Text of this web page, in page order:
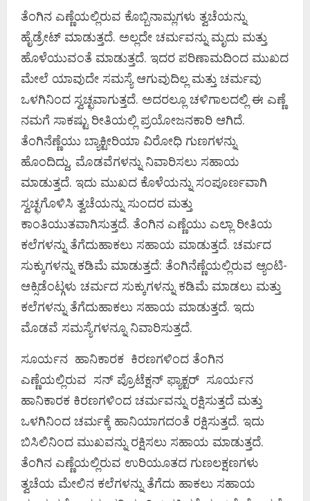
ತೆಂಗಿನ ಎಣ್ಣೆಯಲ್ಲಿರುವ ಕೊಬ್ಬಿನಾಮ್ಲಗಳು ತ್ವಚೆಯನ್ನು
ಹೈಡ್ರೇಟ್ ಮಾಡುತ್ತದೆ. ಅಲ್ಲದೇ ಚರ್ಮವನ್ನು ಮೃದು ಮತ್ತು
ಹೊಳೆಯುವಂತೆ ಮಾಡುತ್ತದೆ. ಇದರ ಪರಿಣಾಮದಿಂದ ಮುಖದ
ಮೇಲೆ ಯಾವುದೇ ಸಮಸ್ಯೆ ಆಗುವುದಿಲ್ಲ ಮತ್ತು ಚರ್ಮವು
ಒಳಗಿನಿಂದ ಸ್ವಚ್ಛವಾಗುತ್ತದೆ. ಅದರಲ್ಲೂ ಚಳಿಗಾಲದಲ್ಲಿ ಈ ಎಣ್ಣೆ
ನಮಗೆ ಸಾಕಷ್ಟು ರೀತಿಯಲ್ಲಿ ಪ್ರಯೋಜನಕಾರಿ ಆಗಿದೆ.
ತೆಂಗಿನೆಣ್ಣೆಯು ಬ್ಯಾಕ್ಟೀರಿಯಾ ವಿರೋಧಿ ಗುಣಗಳನ್ನು
ಹೊಂದಿದ್ದು, ಮೊಡವೆಗಳನ್ನು ನಿವಾರಿಸಲು ಸಹಾಯ
ಮಾಡುತ್ತದೆ. ಇದು ಮುಖದ ಕೊಳೆಯನ್ನು ಸಂಪೂರ್ಣವಾಗಿ
ಸ್ವಚ್ಛಗೊಳಿಸಿ ತ್ವಚೆಯನ್ನು ಸುಂದರ ಮತ್ತು
ಕಾಂತಿಯುತವಾಗಿಸುತ್ತದೆ. ತೆಂಗಿನ ಎಣ್ಣೆಯು ಎಲ್ಲಾ ರೀತಿಯ
ಕಲೆಗಳನ್ನು ತೆಗೆದುಹಾಕಲು ಸಹಾಯ ಮಾಡುತ್ತದೆ. ಚರ್ಮದ
ಸುಕ್ಕುಗಳನ್ನು ಕಡಿಮೆ ಮಾಡುತ್ತದೆ: ತೆಂಗಿನೆಣ್ಣೆಯಲ್ಲಿರುವ ಆ್ಯಂಟಿ-
ಆಕ್ಸಿಡೆಂಟ್ಗಳು ಚರ್ಮದ ಸುಕ್ಕುಗಳನ್ನು ಕಡಿಮೆ ಮಾಡಲು ಮತ್ತು
ಕಲೆಗಳನ್ನು ತೆಗೆದುಹಾಕಲು ಸಹಾಯ ಮಾಡುತ್ತದೆ. ಇದು
ಮೊಡವೆ ಸಮಸ್ಯೆಗಳನ್ನೂ ನಿವಾರಿಸುತ್ತದೆ.
ಸೂರ್ಯನ ಹಾನಿಕಾರಕ ಕಿರಣಗಳಿಂದ ತೆಂಗಿನ
ಎಣ್ಣೆಯಲ್ಲಿರುವ ಸನ್ ಪ್ರೊಟೆಕ್ಷನ್ ಫ್ಯಾಕ್ಟರ್ ಸೂರ್ಯನ
ಹಾನಿಕಾರಕ ಕಿರಣಗಳಿಂದ ಚರ್ಮವನ್ನು ರಕ್ಷಿಸುತ್ತದೆ ಮತ್ತು
ಒಳಗಿನಿಂದ ಚರ್ಮಕ್ಕೆ ಹಾನಿಯಾಗದಂತೆ ರಕ್ಷಿಸುತ್ತದೆ. ಇದು
ಬಿಸಿಲಿನಿಂದ ಮುಖವನ್ನು ರಕ್ಷಿಸಲು ಸಹಾಯ ಮಾಡುತ್ತದೆ.
ತೆಂಗಿನ ಎಣ್ಣೆಯಲ್ಲಿರುವ ಉರಿಯೂತದ ಗುಣಲಕ್ಷಣಗಳು
ತ್ವಚೆಯ ಮೇಲಿನ ಕಲೆಗಳನ್ನು ತೆಗೆದು ಹಾಕಲು ಸಹಾಯ